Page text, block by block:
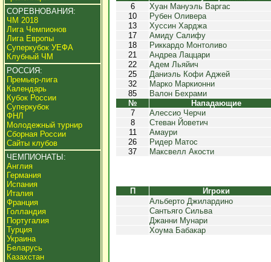
СОРЕВНОВАНИЯ:
ЧМ 2018
Лига Чемпионов
Лига Европы
Суперкубок УЕФА
Клубный ЧМ
РОССИЯ:
Премьер-лига
Календарь
Кубок России
Суперкубок
ФНЛ
Молодежный турнир
Сборная России
Сайты клубов
ЧЕМПИОНАТЫ:
Англия
Германия
Испания
Италия
Франция
Голландия
Португалия
Турция
Украина
Беларусь
Казахстан
6
Хуан Мануэль Варгас
10
Рубен Оливера
13
Хуссин Харджа
17
Амиду Салифу
18
Риккардо Монтоливо
21
Андреа Лаццари
22
Адем Льяйич
25
Даниэль Кофи Аджей
32
Марко Маркионни
85
Валон Бехрами
№
Нападающие
7
Алессио Черчи
8
Стеван Йоветич
11
Амаури
26
Ридер Матос
37
Максвелл Акости
П
Игроки
Альберто Джилардино
Сантьяго Сильва
Джанни Мунари
Хоума Бабакар